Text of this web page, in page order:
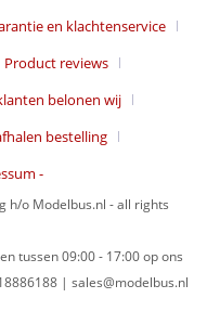
en klachtenservice
Product reviews
belonen wij
bestelling
-
h/o Modelbus.nl - all rights
tussen 09:00 - 17:00 op ons
| sales@modelbus.nl